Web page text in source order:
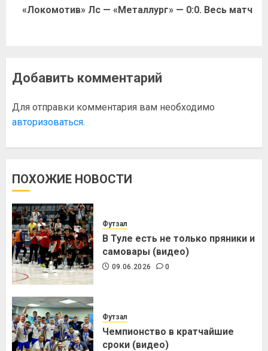
«Локомотив» Лс — «Металлург» — 0:0. Весь матч
Добавить комментарий
Для отправки комментария вам необходимо
авторизоваться.
ПОХОЖИЕ НОВОСТИ
Футзал
В Туле есть не только пряники и
самовары (видео)
09.06.2026 0
Футзал
Чемпионство в кратчайшие
сроки (видео)